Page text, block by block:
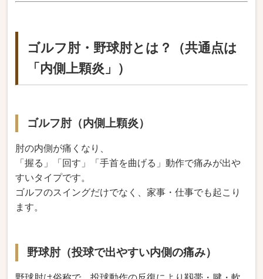
ゴルフ肘・野球肘とは？（共通点は
「内側上顆炎」）
ゴルフ肘（内側上顆炎）
肘の内側が痛くなり、
「握る」「回す」「手首を曲げる」動作で痛みが出や
すいタイプです。
ゴルフのスイングだけでなく、家事・仕事でも起こり
ます。
野球肘（投球で出やすい内側の痛み）